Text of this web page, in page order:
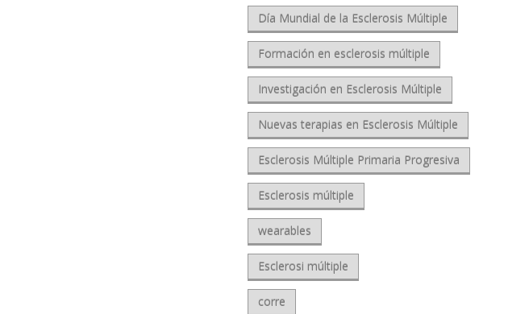
Día Mundial de la Esclerosis Múltiple
Formación en esclerosis múltiple
Investigación en Esclerosis Múltiple
Nuevas terapias en Esclerosis Múltiple
Esclerosis Múltiple Primaria Progresiva
Esclerosis múltiple
wearables
Esclerosi múltiple
corre